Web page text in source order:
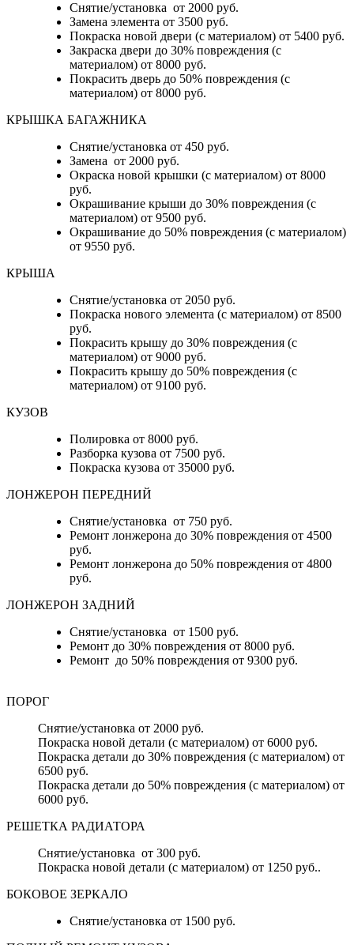
Снятие/установка от 2000 руб.
Замена элемента от 3500 руб.
Покраска новой двери (с материалом) от 5400 руб.
Закраска двери до 30% повреждения (с
материалом) от 8000 руб.
Покрасить дверь до 50% повреждения (с
материалом) от 8000 руб.
КРЫШКА БАГАЖНИКА
Снятие/установка от 450 руб.
Замена от 2000 руб.
Окраска новой крышки (с материалом) от 8000
руб.
Окрашивание крыши до 30% повреждения (с
материалом) от 9500 руб.
Окрашивание до 50% повреждения (с материалом)
от 9550 руб.
КРЫША
Снятие/установка от 2050 руб.
Покраска нового элемента (с материалом) от 8500
руб.
Покрасить крышу до 30% повреждения (с
материалом) от 9000 руб.
Покрасить крышу до 50% повреждения (с
материалом) от 9100 руб.
КУЗОВ
Полировка от 8000 руб.
Разборка кузова от 7500 руб.
Покраска кузова от 35000 руб.
ЛОНЖЕРОН ПЕРЕДНИЙ
Снятие/установка от 750 руб.
Ремонт лонжерона до 30% повреждения от 4500
руб.
Ремонт лонжерона до 50% повреждения от 4800
руб.
ЛОНЖЕРОН ЗАДНИЙ
Снятие/установка от 1500 руб.
Ремонт до 30% повреждения от 8000 руб.
Ремонт до 50% повреждения от 9300 руб.
ПОРОГ
Снятие/установка от 2000 руб.
Покраска новой детали (с материалом) от 6000 руб.
Покраска детали до 30% повреждения (с материалом) от
6500 руб.
Покраска детали до 50% повреждения (с материалом) от
6000 руб.
РЕШЕТКА РАДИАТОРА
Снятие/установка от 300 руб.
Покраска новой детали (с материалом) от 1250 руб..
БОКОВОЕ ЗЕРКАЛО
Снятие/установка от 1500 руб.